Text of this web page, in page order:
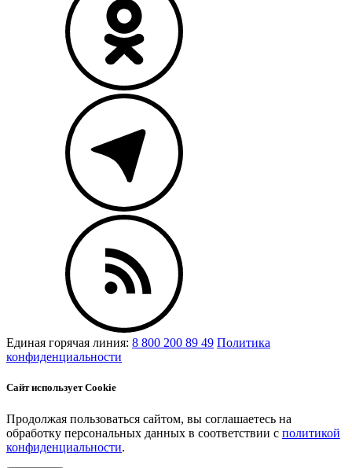
Единая горячая линия: 8 800 200 89 49 Политика
конфиденциальности
Сайт использует Cookie
Продолжая пользоваться сайтом, вы соглашаетесь на
обработку персональных данных в соответствии с политикой
конфиденциальности.